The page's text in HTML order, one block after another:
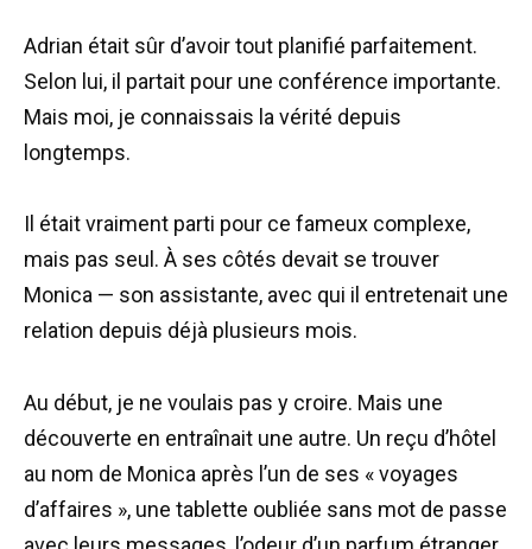
Adrian était sûr d’avoir tout planifié parfaitement.
Selon lui, il partait pour une conférence importante.
Mais moi, je connaissais la vérité depuis
longtemps.
Il était vraiment parti pour ce fameux complexe,
mais pas seul. À ses côtés devait se trouver
Monica — son assistante, avec qui il entretenait une
relation depuis déjà plusieurs mois.
Au début, je ne voulais pas y croire. Mais une
découverte en entraînait une autre. Un reçu d’hôtel
au nom de Monica après l’un de ses « voyages
d’affaires », une tablette oubliée sans mot de passe